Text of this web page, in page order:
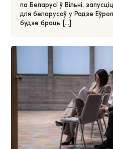
па Беларусі ў Вільні,
для беларусаў у Радзе
будзе браць […]